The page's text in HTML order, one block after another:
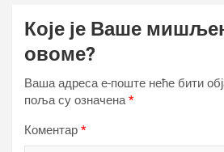
Које је Ваше
овоме?
Ваша адреса е-поште неће бити
поља су означена*
Коментар *